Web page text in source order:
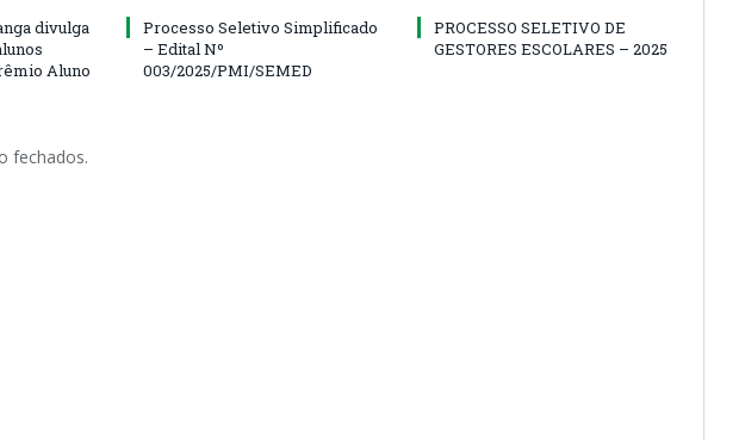
divulga
Aluno
Processo Seletivo Simplificado
– Edital Nº
003/2025/PMI/SEMED
PROCESSO SELETIVO DE
GESTORES ESCOLARES – 2025
fechados.